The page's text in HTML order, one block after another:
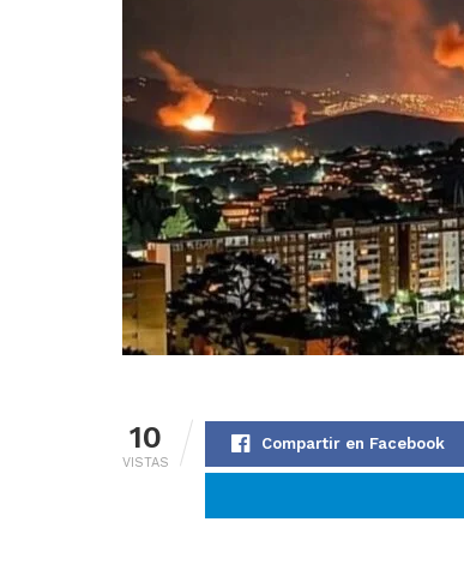
10
VISTAS
Compartir en Facebook